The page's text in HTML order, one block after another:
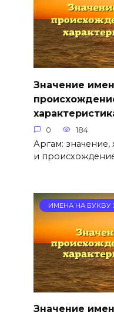
Значение
0 184
Аргам: значение,
и
ИМЕНА НА БУКВУ
Значение